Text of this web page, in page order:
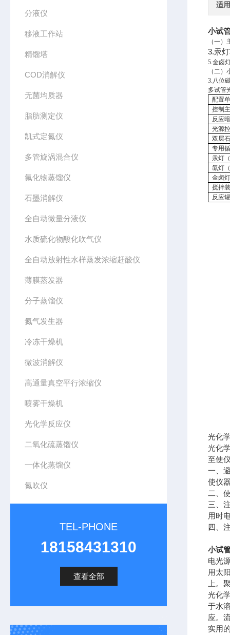
分液仪
移液工作站
精馏塔
COD消解仪
无菌均质器
脂肪测定仪
凯式定氮仪
多管旋涡混合仪
氟化物蒸馏仪
石墨消解仪
全自动微量分液仪
水质硫化物酸化吹气仪
全自动放射性水样蒸发浓缩赶酸仪
薄膜蒸发器
分子蒸馏仪
氮气发生器
冷冻干燥机
微波消解仪
高通量真空平行浓缩仪
喷雾干燥机
光化学反应仪
二氧化硫蒸馏仪
一体化蒸馏仪
氮吹仪
TEL-PHONE
18158431310
查看全部
适
小试
（一）
3.汞
5.金卤
（二
3.八位
多试管
配置单
控制
反应
光源
双层
专用
汞灯（
氙灯（
金卤
搅拌
反应罐
光化
光化
至使
一、
使仪
二、
三、
用时
四、
小试
电光
用太
上。
光化
于水
应。
实用